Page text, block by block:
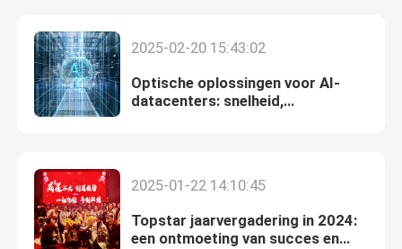
2025-02-20 15:43:02
Optische oplossingen voor AI-
datacenters: snelheid,
2025-01-22 14:10:45
Topstar jaarvergadering in 2024:
een ontmoeting van succes en